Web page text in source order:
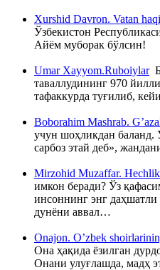
Xurshid Davron. Vatan
Ўзбекистон
Айём муборак бўлсин!
Umar Xayyom.Ruboiylar
таваллудининг 970
тафаккурда туғилиб,
Boborahim Mashrab.
учун шоҳликдан
сарбоз этай деб»,
Mirzohid Muzaffar.
имкон беради? Ўз
инсоннинг энг
дунёни аввал…
Onajon. O’zbek
Она ҳақида ёзилган
Онани улуғлашда, мадҳ